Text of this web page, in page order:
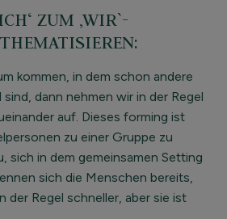
ZUM ‚WIR`-
kommen, in dem schon andere
dann nehmen wir in der Regel
auf. Dieses forming ist
zu einer Gruppe zu
sich in dem gemeinsamen Setting
sich die Menschen bereits,
der Regel schneller, aber sie ist